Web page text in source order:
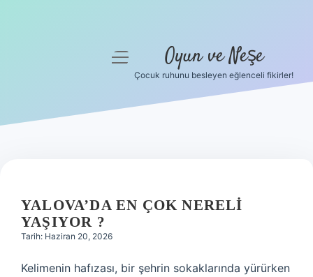
Hakkımızda
menüyü
Oyun ve Neşe
Çocuk ruhunu besleyen eğlenceli fikirler!
YALOVA’DA EN ÇOK NERELI
YAŞIYOR ?
Tarih: Haziran 20, 2026
Kelimenin hafızası, bir şehrin sokaklarında yürürken